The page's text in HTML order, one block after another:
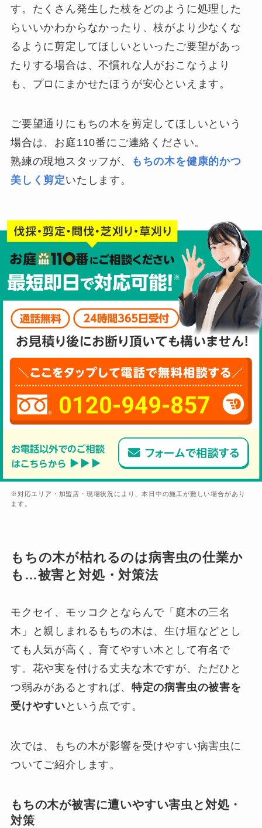
す。たくさん発生した枝をどのように処理した
らいいかわからなかったり、枝がより少なくな
るように剪定してほしいといったご要望があっ
たりする場合は、不慣れな人がおこなうより
も、プロにまかせたほうが安心といえます。
ご要望通りにもちの木を剪定してほしいという
場合は、お庭110番にご連絡ください。
熟練の現地スタッフが、
もちの木を健康的かつ
美しく剪定いたします。
0120-949-857
※対応エリア・加盟店・現場状況により、本日中の施工が難しい場合があり
ます。
もちの木が枯れるのは病害虫の仕業か
も…被害と対処・対策法
モクセイ、モッコクとならんで「庭木の三名
木」と親しまれるもちの木は、生け垣などとし
ても人気が高く、育てやすい木として有名で
す。花や実を付ける丈夫な木ですが、ただひと
つ弱みがあるとすれば、 特定の病害虫の被害を
受けやすい という点です。
次では、もちの木が影響を受けやすい病害虫に
ついてご紹介します。
もちの木が被害に遭いやすい害虫と対処・
対策